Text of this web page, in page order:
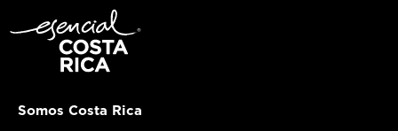
Somos Costa Rica